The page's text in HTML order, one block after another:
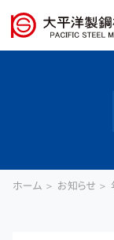
ホーム お知らせ